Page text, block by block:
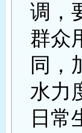
调，
群众
同，
水力
日常